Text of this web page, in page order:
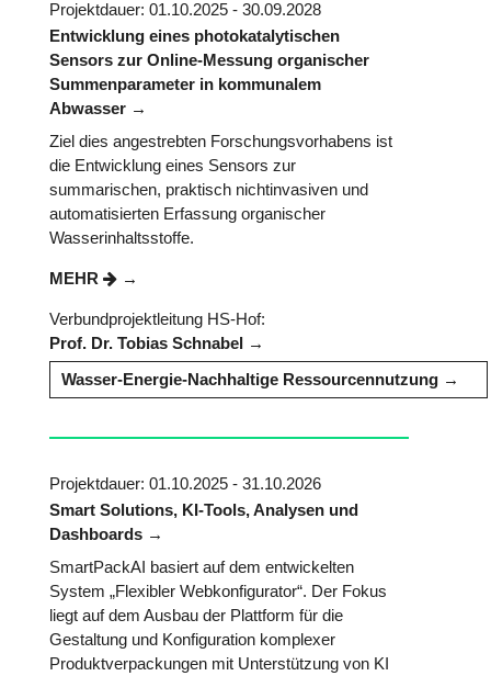
Projektdauer: 01.10.2025 - 30.09.2028
Entwicklung eines photokatalytischen
Sensors zur Online-Messung organischer
Summenparameter in kommunalem
Abwasser
Ziel dies angestrebten Forschungsvorhabens ist
die Entwicklung eines Sensors zur
summarischen, praktisch nichtinvasiven und
automatisierten Erfassung organischer
Wasserinhaltsstoffe.
MEHR
Verbundprojektleitung HS-Hof:
Prof. Dr. Tobias Schnabel
Wasser-Energie-Nachhaltige Ressourcennutzung
Projektdauer: 01.10.2025 - 31.10.2026
Smart Solutions, KI-Tools, Analysen und
Dashboards
SmartPackAI basiert auf dem entwickelten
System „Flexibler Webkonfigurator“. Der Fokus
liegt auf dem Ausbau der Plattform für die
Gestaltung und Konfiguration komplexer
Produktverpackungen mit Unterstützung von KI